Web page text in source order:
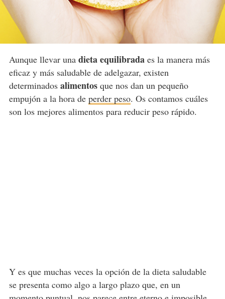
Aunque llevar una dieta equilibradaes la manera más
eficaz y más saludable de adelgazar, existen
determinados alimentosque nos dan un pequeño
empujón a la hora de perder peso. Os contamos cuáles
son los mejores alimentos para reducir peso rápido.
Y es que muchas veces la opción de la dieta saludable
se presenta como algo a largo plazo que, en un